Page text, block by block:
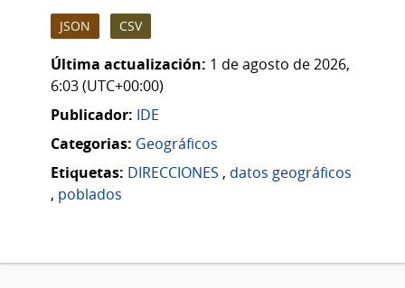
JSON CSV
Última actualización: 1 de agosto de 2026,
6:03 (UTC+00:00)
Publicador: IDE
Categorias: Geográficos
Etiquetas: DIRECCIONES , datos geográficos
, poblados